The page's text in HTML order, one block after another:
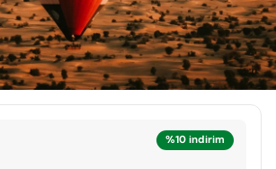
%10 indirim